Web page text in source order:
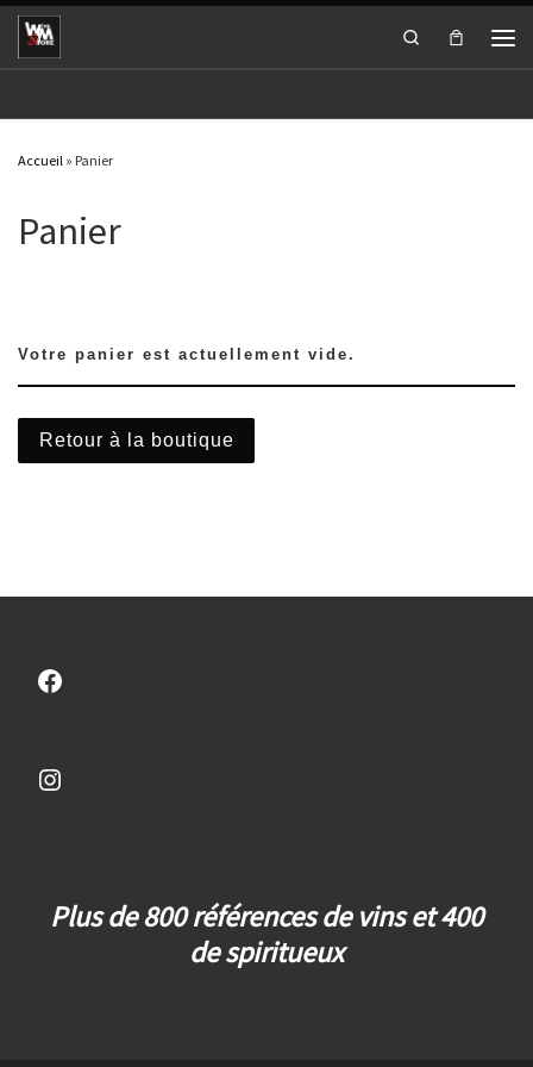
Passer au contenu
Search
Accueil » Panier
Panier
Votre panier est actuellement vide.
Retour à la boutique
Facebook
Instagram
Plus de 800 références de vins et 400
de spiritueux